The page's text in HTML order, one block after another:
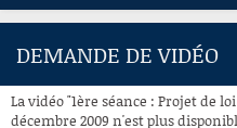
ACCUEIL
DEMANDE DE VIDÉO
La vidéo "1ère séance : Projet de
décembre 2009 n'est plus